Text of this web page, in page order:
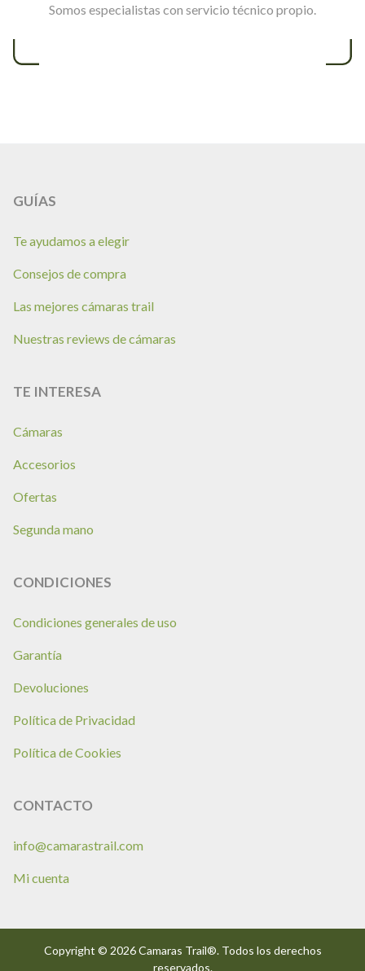
Somos especialistas con servicio técnico propio.
GUÍAS
Te ayudamos a elegir
Consejos de compra
Las mejores cámaras trail
Nuestras reviews de cámaras
TE INTERESA
Cámaras
Accesorios
Ofertas
Segunda mano
CONDICIONES
Condiciones generales de uso
Garantía
Devoluciones
Política de Privacidad
Política de Cookies
CONTACTO
info@camarastrail.com
Mi cuenta
Copyright © 2026 Camaras Trail®. Todos los derechos
reservados.